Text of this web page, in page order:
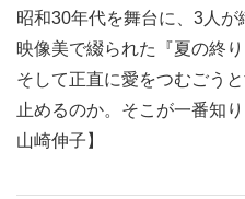
昭和30年代を舞台に、3人
映像美で綴られた『夏の終
そして正直に愛をつむごう
止めるのか。そこが一番知
山崎伸子】